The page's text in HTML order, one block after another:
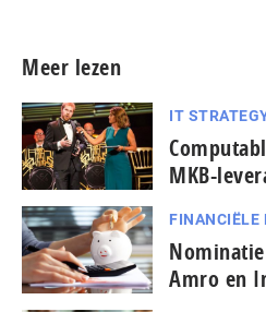
Meer lezen
IT
MKB-
FINANCIËLE
Amro en